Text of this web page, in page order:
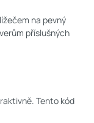
na pevný
příslušných
Tento kód